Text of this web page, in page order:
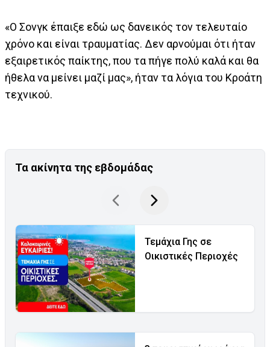
«Ο Σονγκ έπαιξε εδώ ως δανεικός τον τελευταίο
χρόνο και είναι τραυματίας. Δεν αρνούμαι ότι ήταν
εξαιρετικός παίκτης, που τα πήγε πολύ καλά και θα
ήθελα να μείνει μαζί μας», ήταν τα λόγια του Κροάτη
τεχνικού.
Τα ακίνητα της εβδομάδας
Τεμάχια Γης σε
Οικιστικές Περιοχές